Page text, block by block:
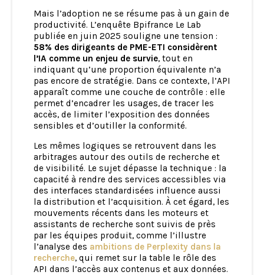
Mais l’adoption ne se résume pas à un gain de
productivité. L’enquête Bpifrance Le Lab
publiée en juin 2025 souligne une tension :
58% des dirigeants de PME-ETI considèrent
l’IA comme un enjeu de survie, tout en
indiquant qu’une proportion équivalente n’a
pas encore de stratégie. Dans ce contexte, l’API
apparaît comme une couche de contrôle : elle
permet d’encadrer les usages, de tracer les
accès, de limiter l’exposition des données
sensibles et d’outiller la conformité.
Les mêmes logiques se retrouvent dans les
arbitrages autour des outils de recherche et
de visibilité. Le sujet dépasse la technique : la
capacité à rendre des services accessibles via
des interfaces standardisées influence aussi
la distribution et l’acquisition. À cet égard, les
mouvements récents dans les moteurs et
assistants de recherche sont suivis de près
par les équipes produit, comme l’illustre
l’analyse des ambitions de Perplexity dans la
recherche, qui remet sur la table le rôle des
API dans l’accès aux contenus et aux données.